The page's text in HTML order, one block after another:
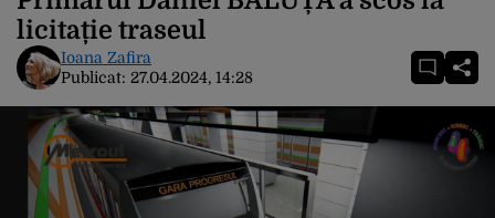
licitație traseul
Ioana Zafira
Publicat: 27.04.2024, 14:28